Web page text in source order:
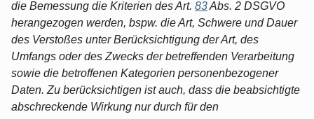
die Bemessung die Kriterien des Art. 83Abs. 2 DSGVO
herangezogen werden, bspw. die Art, Schwere und Dauer
des Verstoßes unter Berücksichtigung der Art, des
Umfangs oder des Zwecks der betreffenden Verarbeitung
sowie die betroffenen Kategorien personenbezogener
Daten. Zu berücksichtigen ist auch, dass die beabsichtigte
abschreckende Wirkung nur durch für den